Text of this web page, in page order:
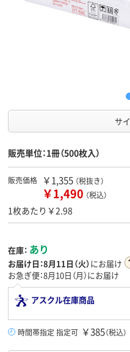
サ
販売単位：1冊（500枚入）
販売価格 ￥1,355 （税抜き）
￥1,490 （税込）
1枚あたり￥2.98
在庫： あり
お届け日：8月11日（火）にお届け
お急ぎ便：8月10日（月）にお届け
アスクル在庫商品
時間帯指定 指定可 ￥385（税込）